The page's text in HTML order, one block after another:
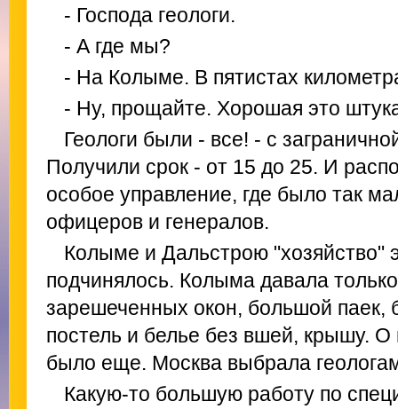
- Господа геологи.
- А где мы?
- На Колыме. В пятистах
- Ну, прощайте. Хорошая это
Геологи были - все! - с
Получили срок - от 15 до 25. И
особое управление, где было так
офицеров и генералов.
Колыме и Дальстрою "хозяйство"
подчинялось. Колыма давала
зарешеченных окон, большой паек,
постель и белье без вшей, крышу. О
было еще. Москва выбрала
Какую-то большую работу по